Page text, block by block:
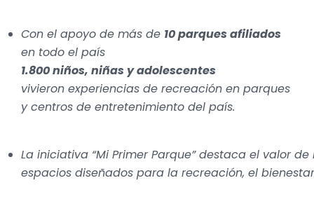
Con el apoyo de más de 10 parques afiliados
en todo el país
1.800 niños, niñas y adolescentes
vivieron experiencias de recreación en parques
y centros de entretenimiento del país.
La iniciativa “Mi Primer Parque” destaca el valor
espacios diseñados para la recreación, el